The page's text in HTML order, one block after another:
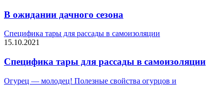
В ожидании дачного сезона
Специфика тары для рассады в самоизоляции
15.10.2021
Специфика тары для рассады в самоизоляции
Огурец — молодец! Полезные свойства огурцов и